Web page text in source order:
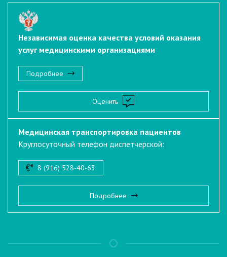
Независимая оценка качества условий оказания
услуг медицинскими организациями
Подробнее
Оценить
Медицинская транспортировка пациентов
Круглосуточный телефон диспетчерской:
8 (916) 528-40-63
Подробнее